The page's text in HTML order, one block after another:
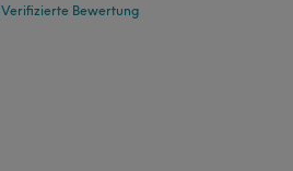
Verifizierte Bewertung